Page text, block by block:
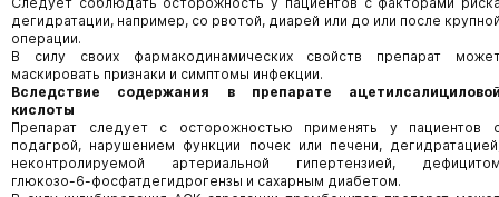
дегидратации, например, со рвотой, диарей или до или после
операции.
В силу своих фармакодинамических свойств препарат
маскировать признаки и симптомы инфекции.
Вследствие содержания в препарате
кислоты
Препарат следует с осторожностью применять у пациентов
подагрой, нарушением функции почек или печени,
неконтролируемой артериальной гипертензией,
глюкозо-6-фосфатдегидрогензы и сахарным диабетом.